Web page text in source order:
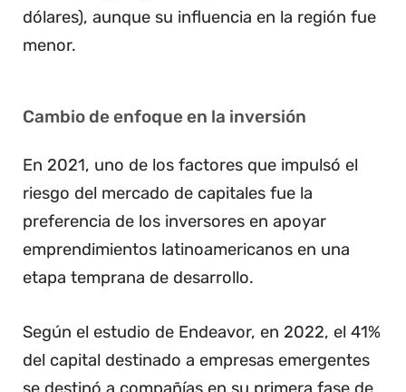
dólares), aunque su influencia en la región fue
menor.
Cambio de enfoque en la inversión
En 2021, uno de los factores que impulsó el
riesgo del mercado de capitales fue la
preferencia de los inversores en apoyar
emprendimientos latinoamericanos en una
etapa temprana de desarrollo.
Según el estudio de Endeavor, en 2022, el 41%
del capital destinado a empresas emergentes